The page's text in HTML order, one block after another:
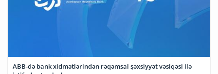
ABB-də bank xidmətlərindən rəqəmsal şəxsiyyət vəsiqəsi ilə